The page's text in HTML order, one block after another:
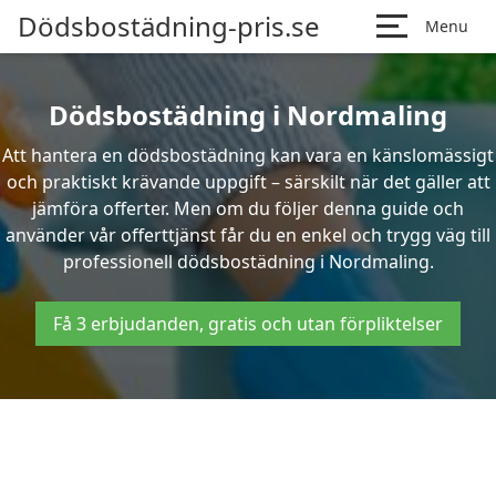
Dödsbostädning-pris.se Menu
Dödsbostädning i Nordmaling
Att hantera en dödsbostädning kan vara en känslomässigt
och praktiskt krävande uppgift – särskilt när det gäller att
jämföra offerter. Men om du följer denna guide och
använder vår offerttjänst får du en enkel och trygg väg till
professionell dödsbostädning i Nordmaling.
Få 3 erbjudanden, gratis och utan förpliktelser